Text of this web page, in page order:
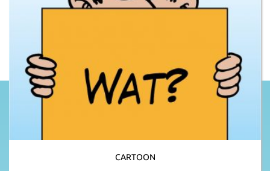
CARTOON